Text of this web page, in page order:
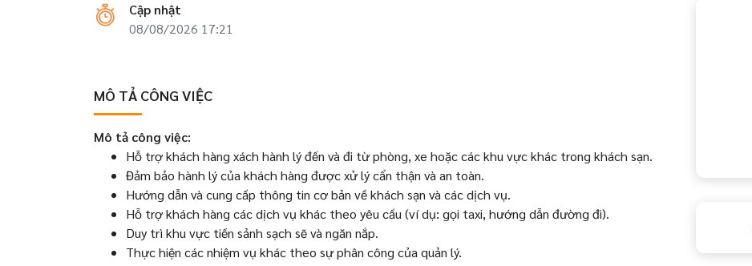
Cập nhật
08/08/2026 17:21
MÔ TẢ CÔNG VIỆC
Mô tả công việc:
Hỗ trợ khách hàng xách hành lý đến và đi từ phòng, xe hoặc các khu vực khác trong khách sạn.
Đảm bảo hành lý của khách hàng được xử lý cẩn thận và an toàn.
Hướng dẫn và cung cấp thông tin cơ bản về khách sạn và các dịch vụ.
Hỗ trợ khách hàng các dịch vụ khác theo yêu cầu (ví dụ: gọi taxi, hướng dẫn đường đi).
Duy trì khu vực tiền sảnh sạch sẽ và ngăn nắp.
Thực hiện các nhiệm vụ khác theo sự phân công của quản lý.